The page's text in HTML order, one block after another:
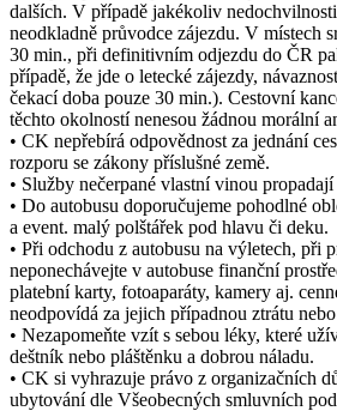
dalších. V případě jakékoliv
neodkladně průvodce zájezdu. V místech
30 min., při definitivním odjezdu do ČR
případě, že jde o letecké zájezdy,
čekací doba pouze 30 min.). Cestovní
těchto okolností nenesou žádnou morální
• CK nepřebírá odpovědnost za jednání
rozporu se zákony příslušné země.
• Služby nečerpané vlastní vinou propadají
• Do autobusu doporučujeme pohodlné
a event. malý polštářek pod hlavu či deku.
• Při odchodu z autobusu na výletech, při
neponechávejte v autobuse finanční
platební karty, fotoaparáty, kamery aj.
neodpovídá za jejich případnou ztrátu
• Nezapomeňte vzít s sebou léky, které
deštník nebo pláštěnku a dobrou náladu.
• CK si vyhrazuje právo z organizačních
ubytování dle Všeobecných smluvních